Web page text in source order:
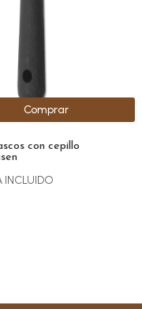
con cepillo
INCLUIDO
Comprar